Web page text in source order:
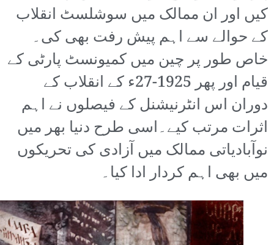
کیں اور ان ممالک میں سوشلسٹ انقلاب
کے حوالے سے اہم پیش رفت بھی کی۔
خاص طور پر چین میں کمیونسٹ پارٹی کے
قیام اور پھر 1925-27ء کے انقلاب کے
دوران اس انٹرنیشنل کے فیصلوں نے اہم
اثرات مرتب کیے۔اسی طرح دنیا بھر میں
نوآبادیاتی ممالک میں آزادی کی تحریکوں
میں بھی اہم کردار ادا کیا۔